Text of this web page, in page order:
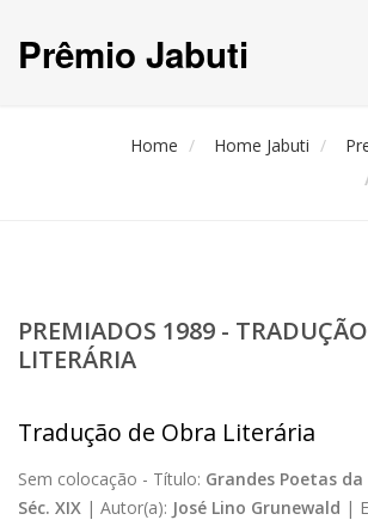
Prêmio Jabuti
Home Home Jabuti
PREMIADOS 1989 -
LITERÁRIA
Tradução de Obra Literária
Sem colocação - Título: Grandes Poetas
Séc. XIX | Autor(a): José Lino Grunewald |